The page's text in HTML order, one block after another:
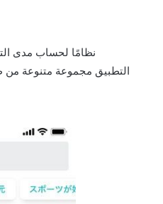
التطبيق مجموعة متنوعة من